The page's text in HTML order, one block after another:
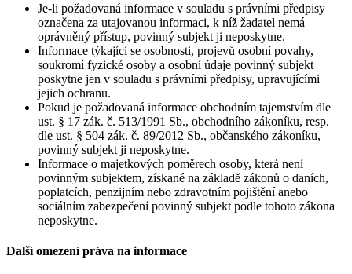
Je-li požadovaná informace v souladu s právními předpisy
označena za utajovanou informaci, k níž žadatel nemá
oprávněný přístup, povinný subjekt ji neposkytne.
Informace týkající se osobnosti, projevů osobní povahy,
soukromí fyzické osoby a osobní údaje povinný subjekt
poskytne jen v souladu s právními předpisy, upravujícími
jejich ochranu.
Pokud je požadovaná informace obchodním tajemstvím dle
ust. § 17 zák. č. 513/1991 Sb., obchodního zákoníku, resp.
dle ust. § 504 zák. č. 89/2012 Sb., občanského zákoníku,
povinný subjekt ji neposkytne.
Informace o majetkových poměrech osoby, která není
povinným subjektem, získané na základě zákonů o daních,
poplatcích, penzijním nebo zdravotním pojištění anebo
sociálním zabezpečení povinný subjekt podle tohoto zákona
neposkytne.
Další omezení práva na informace